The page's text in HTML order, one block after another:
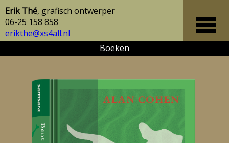
Erik Thé, grafisch ontwerper
06-25 158 858
erikthe@xs4all.nl
Boeken